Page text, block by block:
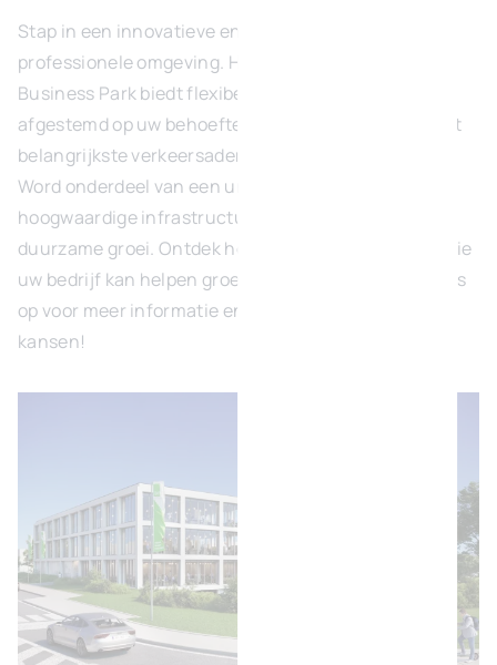
Stap in een innovatieve en milieuvriendelijke
professionele omgeving. Het Nivelles Sud Green
Business Park biedt flexibele kantoren, perfect
afgestemd op uw behoeften, met directe toegang tot
belangrijkste verkeersaders.
Word onderdeel van een uniek ecosysteem waar
hoogwaardige infrastructuur hand in hand gaat met
duurzame groei. Ontdek hoe deze strategische locatie
uw bedrijf kan helpen groeien. Neem contact met ons
op voor meer informatie en profiteer van exclusieve
kansen!